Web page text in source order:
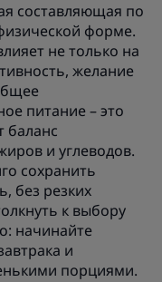
составляющая по
форме.
не только на
желание
питание – это
баланс
и углеводов.
сохранить
без резких
к выбору
начинайте
и
порциями.